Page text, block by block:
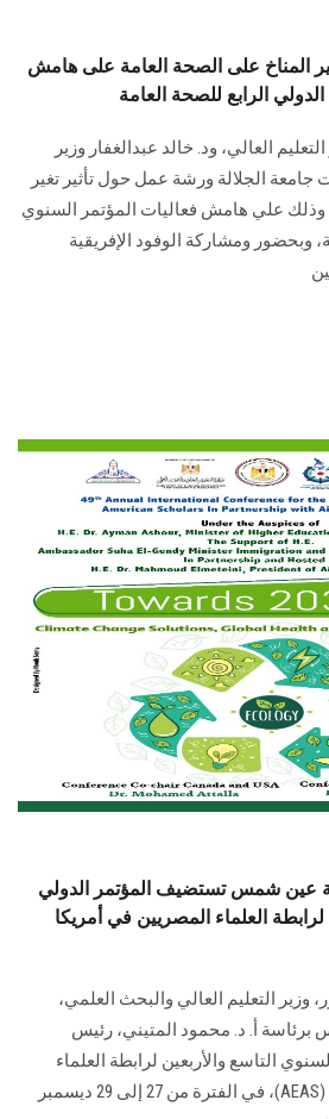
المناخ على الصحة العامة على هامش
الرابع للصحة العامة
العالي، ود. خالد عبدالغفار وزير
الجلالة ورشة عمل حول تأثير تغير
وذلك علي هامش فعاليات المؤتمر السنوي
وبحضور ومشاركة الوفود الإفريقية
عين شمس تستضيف المؤتمر الدولي
لرابطة العلماء المصريين في أمريكا
وزير التعليم العالي والبحث العلمي،
أ. د. محمود المتيني، رئيس
التاسع والأربعين لرابطة العلماء
المصريين في أمريكا وكندا (AEAS)، في الفترة من 27 إلى 29 ديسمبر